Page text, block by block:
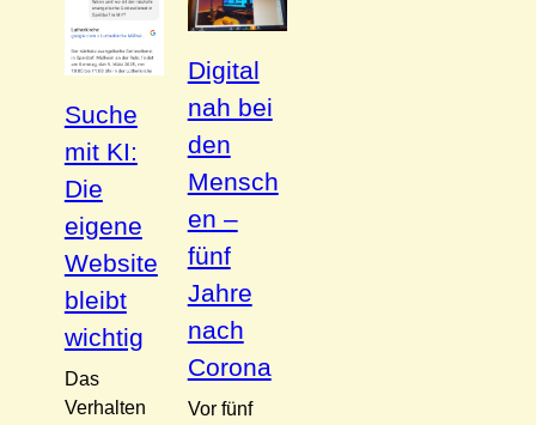
Suche
mit KI:
Die
eigene
Website
bleibt
wichtig
Das
Verhalten
Digital
nah bei
den
Mensch
en –
fünf
Jahre
nach
Corona
Vor fünf